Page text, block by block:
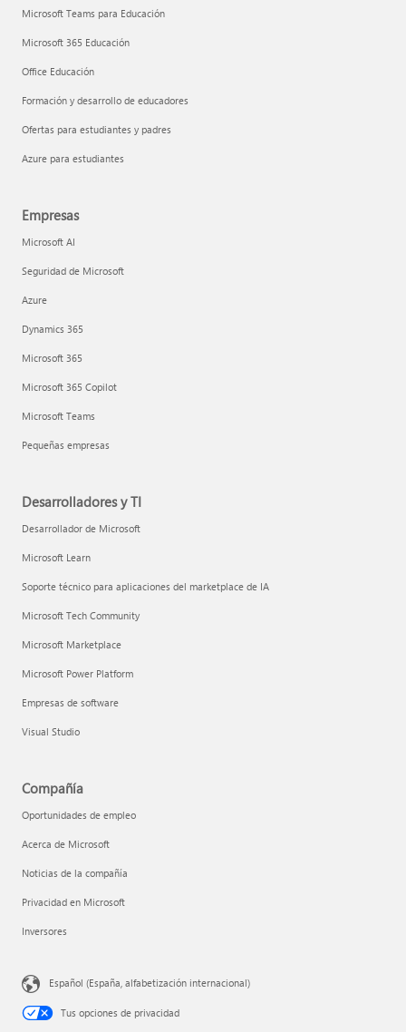
Microsoft Teams para Educación
Microsoft 365 Educación
Office Educación
Formación y desarrollo de educadores
Ofertas para estudiantes y padres
Azure para estudiantes
Empresas
Microsoft AI
Seguridad de Microsoft
Azure
Dynamics 365
Microsoft 365
Microsoft 365 Copilot
Microsoft Teams
Pequeñas empresas
Desarrolladores y TI
Desarrollador de Microsoft
Microsoft Learn
Soporte técnico para aplicaciones del marketplace de IA
Microsoft Tech Community
Microsoft Marketplace
Microsoft Power Platform
Empresas de software
Visual Studio
Compañía
Oportunidades de empleo
Acerca de Microsoft
Noticias de la compañía
Privacidad en Microsoft
Inversores
Español (España, alfabetización internacional)
Tus opciones de privacidad